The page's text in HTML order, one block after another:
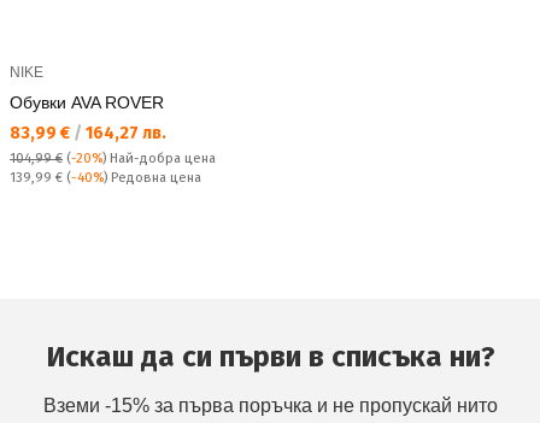
NIKE
Обувки AVA ROVER
Текуща цена:
83,99 € / 164,27 лв.
104,99 € (-20%) Най-добра цена
Редовна цена:
139,99 € (-40%) Редовна цена
Искаш да си първи в списъка ни?
Вземи -15% за първа поръчка и не пропускай нито